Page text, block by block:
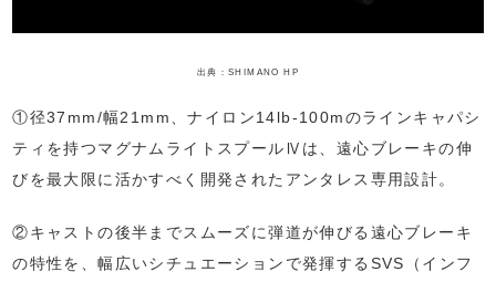
出典：SHIMANO HP
①径37mm/幅21mm、ナイロン14lb-100mのラインキャパシ
ティを持つマグナムライトスプールⅣは、遠心ブレーキの伸
びを最大限に活かすべく開発されたアンタレス専用設計。
②キャストの後半までスムーズに弾道が伸びる遠心ブレーキ
の特性を、幅広いシチュエーションで発揮するSVS（インフ